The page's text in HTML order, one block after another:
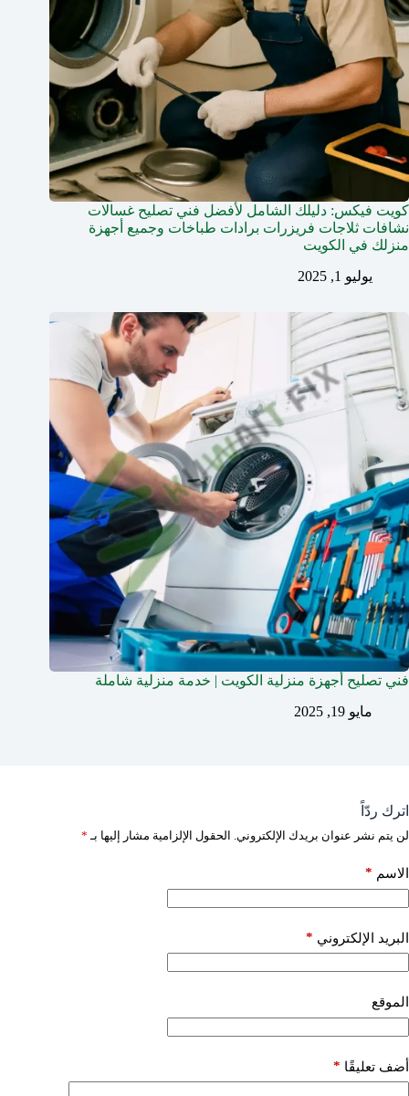
كويت فيكس: دليلك الشامل لأفضل فني تصليح غسالات
نشافات ثلاجات فريزرات برادات طباخات وجميع أجهزة
منزلك في الكويت
يوليو 1, 2025
فني تصليح أجهزة منزلية الكويت | خدمة منزلية شاملة
مايو 19, 2025
اترك ردّاً
لن يتم نشر عنوان بريدك الإلكتروني. الحقول الإلزامية مشار إليها بـ *
الاسم *
البريد الإلكتروني *
الموقع
أضف تعليقًا *